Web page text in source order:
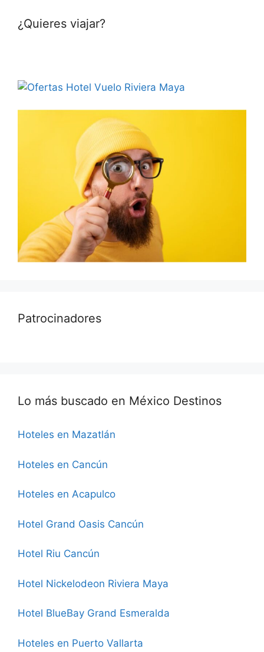
¿Quieres viajar?
Patrocinadores
Lo más buscado en México Destinos
Hoteles en Mazatlán
Hoteles en Cancún
Hoteles en Acapulco
Hotel Grand Oasis Cancún
Hotel Riu Cancún
Hotel Nickelodeon Riviera Maya
Hotel BlueBay Grand Esmeralda
Hoteles en Puerto Vallarta